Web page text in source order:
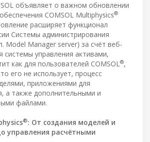
объявляет о важном обновлении
COMSOL Multiphysics®
расширяет функционал
Системы администрирования
Model Manager server) за счёт веб-
системы управления активами,
как для пользователей COMSOL®,
его не использует, процесс
приложениями для
а также дополнительными и
файлами.
®: От создания моделей и
управления расчётными